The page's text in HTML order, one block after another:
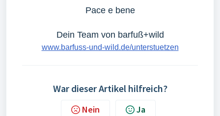
Pace e bene
Dein Team von barfuß+wild
www.barfuss-und-wild.de/unterstuetzen
War dieser Artikel hilfreich?
Nein Ja